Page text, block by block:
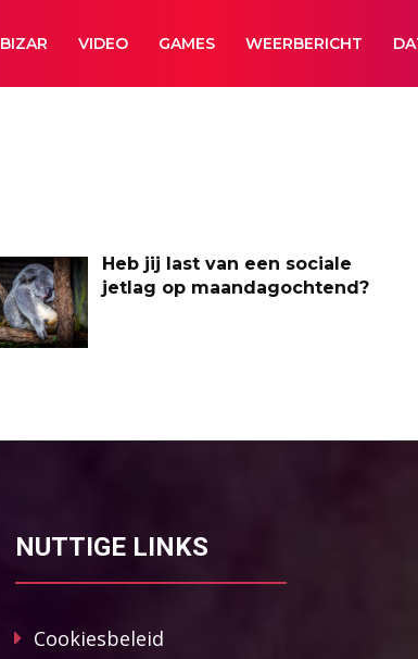
BIZAR VIDEO GAMES WEERBERICHT
Heb jij last van een sociale
jetlag op maandagochtend?
NUTTIGE LINKS
Cookiesbeleid